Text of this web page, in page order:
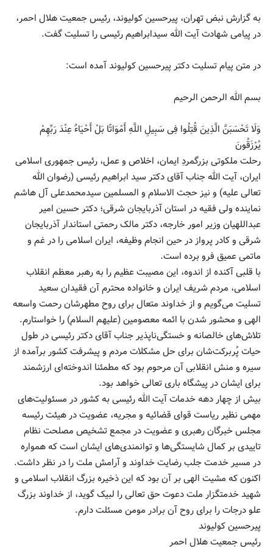
به گزارش نبض تهران، پیرحسین کولیوند، رئیس جمعیت هلال احمر،
در پیامی شهادت آیت الله سیدابراهیم رئیسی را تسلیت گفت.
در متن پیام تسلیت دکتر پیرحسین کولیوند آمده است:
بسم الله الرحمن الرحیم
وَلَا تَحْسَبَنَّ الَّذِینَ قُتِلُوا فِی سَبِیلِ اللَّهِ أَمْوَاتًا بَلْ أَحْیَاءٌ عِنْدَ رَبِّهِمْ
یُرْزَقُونَ
رحلت ملکوتی بزرگمردِ ایمان، اخلاص و عمل، رئیس جمهوری اسلامی
ایران، آیت الله جناب آقای دکتر سید ابراهیم رئیسی (رضوان الله
تعالی علیه) و نیز حجت الاسلام و المسلمین سیدمحمدعلی آل هاشم
نماینده ولی فقیه در استان آذربایجان شرقی؛ دکتر حسین امیر
عبداللهیان وزیر امور خارجه، دکتر مالک رحمتی استاندار آذربایجان
شرقی و کادر پرواز در حین انجام وظیفه، ایران اسلامی را در غم و
ماتمی عمیق فرو برده است.
با قلبی آکنده از اندوه، این مصیبت عظیم را به رهبر معظم انقلاب
اسلامی، مردم شریف ایران و خانواده محترم آن فقیدان سعید
تسلیت می‌گویم و از خداوند متعال برای روح مطهرشان رحمت واسعه
الهی و محشور شدن با ائمه معصومین (علیهم السلام) را خواستارم.
تلاش‌های خالصانه و خستگی‌ناپذیر جناب آقای دکتر رئیسی در طول
حیات پُربرکت‌شان برای حل مشکلات مردم و پیشرفت کشور برآمده از
سیره و منش انقلابی آن مرحوم بود که مطمئنا اندوخته‌ای ارزشمند
برای ایشان در پیشگاه باری تعالی خواهد بود.
بیش از چهار دهه خدمات آیت الله رئیسی به کشور در مسئولیت‌های
مهمی نظیر ریاست قوای قضائیه و مجریه، عضویت در هیئت رئیسه
مجلس خبرگان رهبری و عضویت در مجمع تشخیص مصلحت نظام
تاییدی بر کمال شایستگی‌ها و توانمندی‌های ایشان است که همواره
در مسیر خدمت جلب رضایت خداوند و آرامش ملت را در نظر داشت.
اکنون که مشیت الهی بر آن بود که این ذخیره بزرگ انقلاب اسلامی و
شهید خدمتگزار ملت دعوت حق تعالی را لبیک گوید، از خداوند بزرگ
علو درجات را برای روح آن برادر مومن مسئلت دارم.
پیرحسین کولیوند
رئیس جمعیت هلال احمر